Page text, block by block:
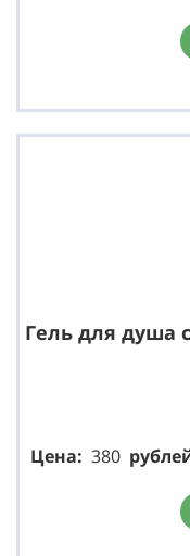
Гель для душа
Цена: 380 р